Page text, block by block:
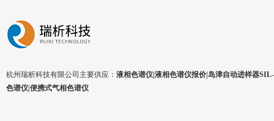
杭州瑞析科技有限公司主要供应： 液相色谱仪|液相色谱仪报价|岛津自动进样器
色谱仪|便携式气相色谱仪